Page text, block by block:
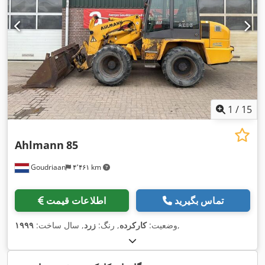
1 / 15
Goudriaan ۴٬۴۶۱ km
Ahlmann 85
اطلاعات قیمت تماس بگیرید
وضعیت:کارکرده, رنگ: زرد, سال ساخت: ۱۹۹۹ ,